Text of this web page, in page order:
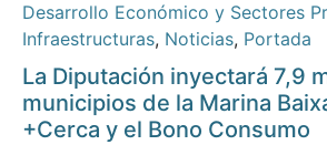
Desarrollo Económico y Sectores
Infraestructuras, Noticias, Portada
La Diputación inyectará 7,9
municipios de la Marina
+Cerca y el Bono Consumo